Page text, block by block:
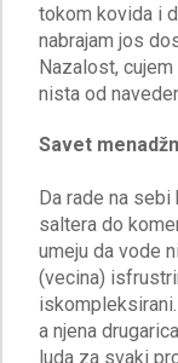
tokom kovida i
nabrajam jos
Nazalost,
Savet
Da rade na
saltera do
umeju da vode
(vecina)
a njena
luda za svaki